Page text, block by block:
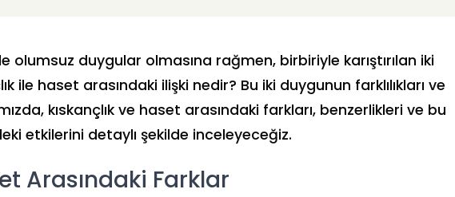
olumsuz duygular olmasına rağmen, birbiriyle karıştırılan iki
ile haset arasındaki ilişki nedir? Bu iki duygunun farklılıkları ve
kıskançlık ve haset arasındaki farkları, benzerlikleri ve bu
etkilerini detaylı şekilde inceleyeceğiz.
Arasındaki Farklar